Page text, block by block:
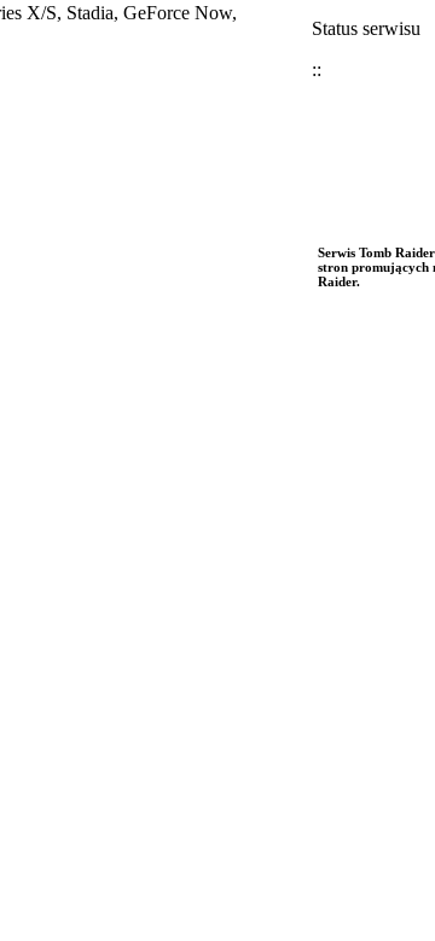
X/S, Stadia, GeForce Now,
Status serwisu
::
Serwis Tomb
stron promujących
Raider.